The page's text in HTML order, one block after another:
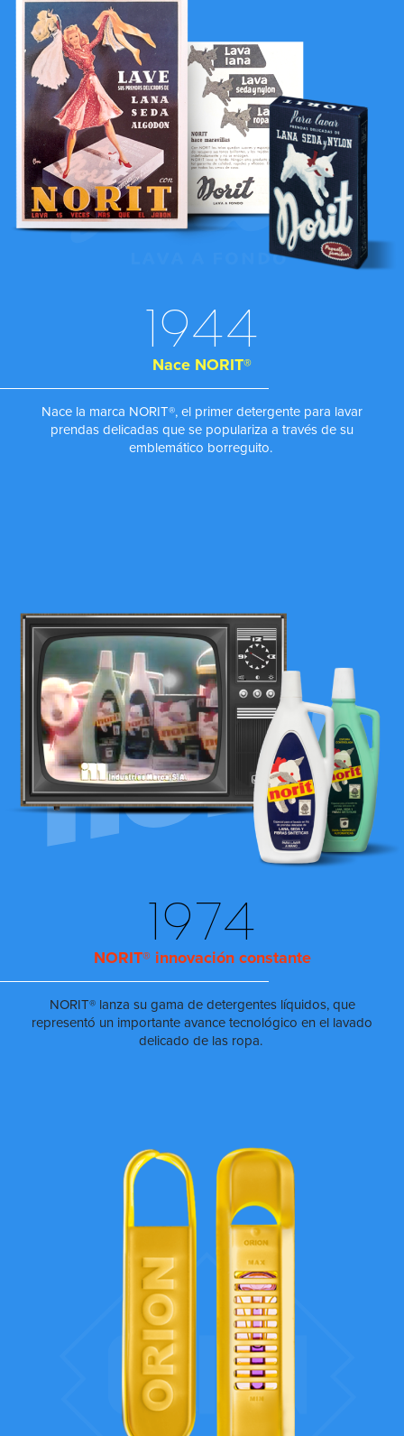
1944
Nace NORIT®
Nace la marca NORIT®, el primer detergente para lavar
prendas delicadas que se populariza a través de su
emblemático borreguito.
1974
NORIT® innovación constante
NORIT® lanza su gama de detergentes líquidos, que
representó un importante avance tecnológico en el lavado
delicado de las ropa.